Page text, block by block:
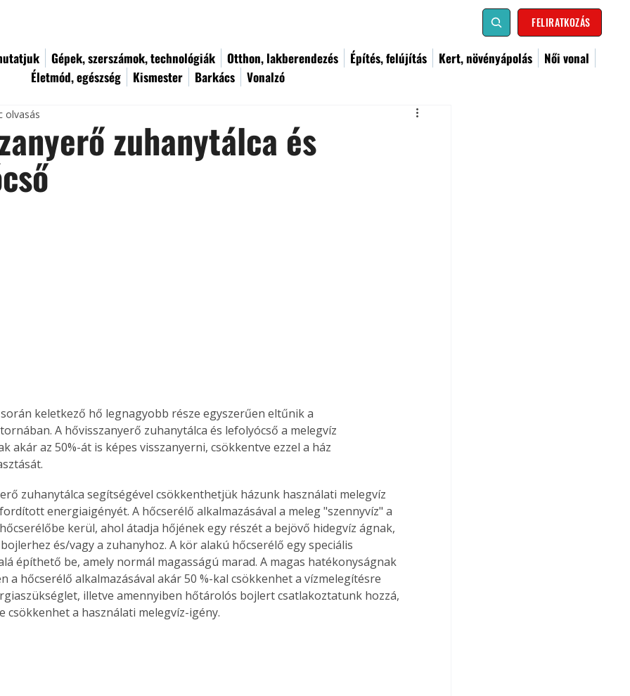
FELIRATKOZÁS
Gépek, szerszámok, technológiák Otthon, lakberendezés Építés, felújítás Kert, növényápolás
Női vonal
Életmód, egészség
Kismester Barkács Vonalzó
zuhanytálca és
olvasás
keletkező hő legnagyobb része egyszerűen eltűnik a
A hővisszanyerő zuhanytálca és lefolyócső a melegvíz
akár az 50%-át is képes visszanyerni, csökkentve ezzel a ház
zuhanytálca segítségével csökkenthetjük házunk használati melegvíz
energiaigényét. A hőcserélő alkalmazásával a meleg "szennyvíz" a
kerül, ahol átadja hőjének egy részét a bejövő hidegvíz ágnak,
és/vagy a zuhanyhoz. A kör alakú hőcserélő egy speciális
építhető be, amely normál magasságú marad. A magas hatékonyságnak
a hőcserélő alkalmazásával akár 50 %-kal csökkenhet a vízmelegítésre
illetve amennyiben hőtárolós bojlert csatlakoztatunk hozzá,
csökkenhet a használati melegvíz-igény.